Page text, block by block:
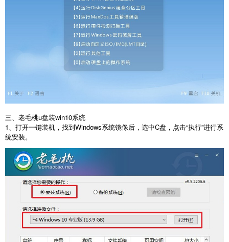
三、老毛桃u盘装win10系统
1、打开一键装机，找到Windows系统镜像后，选中C盘，点击“执行”进行系
统安装。